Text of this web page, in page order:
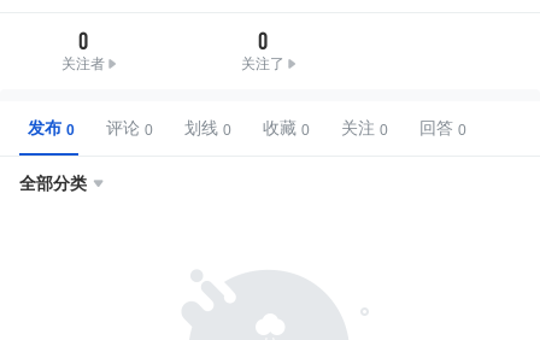
0
关注者
0
关注了
发布 评论 划线 收藏 关注 回答
全部分类 